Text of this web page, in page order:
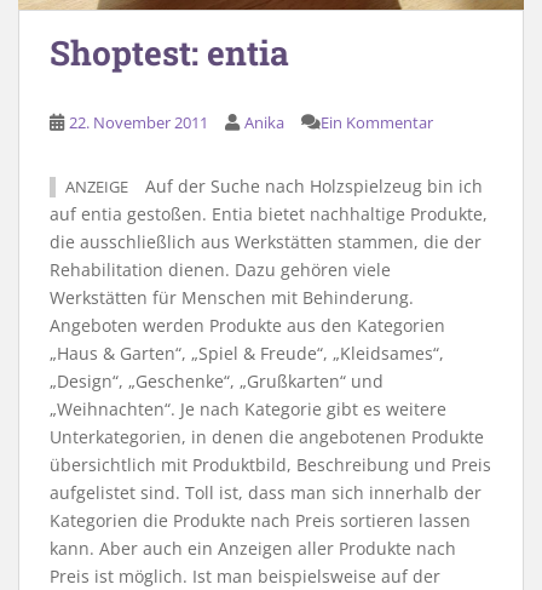
Shoptest: entia
22. November 2011 Anika Ein Kommentar
ANZEIGE
Auf der Suche nach Holzspielzeug bin ich
auf entia gestoßen. Entia bietet nachhaltige Produkte,
die ausschließlich aus Werkstätten stammen, die der
Rehabilitation dienen. Dazu gehören viele
Werkstätten für Menschen mit Behinderung.
Angeboten werden Produkte aus den Kategorien
„Haus & Garten“, „Spiel & Freude“, „Kleidsames“,
„Design“, „Geschenke“, „Grußkarten“ und
„Weihnachten“. Je nach Kategorie gibt es weitere
Unterkategorien, in denen die angebotenen Produkte
übersichtlich mit Produktbild, Beschreibung und Preis
aufgelistet sind. Toll ist, dass man sich innerhalb der
Kategorien die Produkte nach Preis sortieren lassen
kann. Aber auch ein Anzeigen aller Produkte nach
Preis ist möglich. Ist man beispielsweise auf der